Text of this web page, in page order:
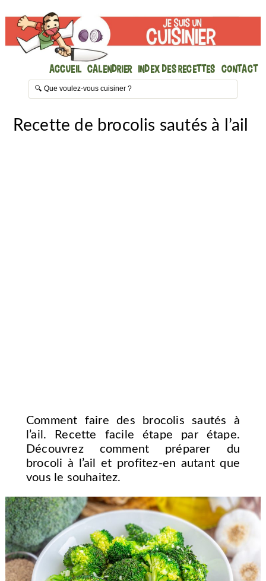
Accueil Calendrier Index des recettes Contact
Recette de brocolis sautés à l’ail
Comment faire des brocolis sautés à
l’ail. Recette facile étape par étape.
Découvrez comment préparer du
brocoli à l’ail et profitez-en autant que
vous le souhaitez.